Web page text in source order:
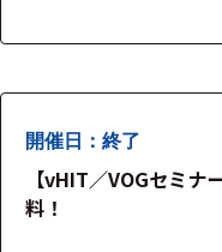
多彩なソリューションを
駐し、簡単なデモ…
開催日：終了
【vHIT／VOGセミナ
料！